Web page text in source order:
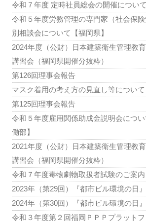
令和７年度 定時社員総会の開催につい
令和５年度労務管理の専門家（社会保
別相談会について【福岡県】
2024年度（公財）日本建築衛生管理教
講習会（福岡県開催分抜粋）
第126回理事会報告
マスク着用の考え方の見直し等について
第125回理事会報告
令和５年度雇用関係助成金説明会につ
働部】
2021年度（公財）日本建築衛生管理教
講習会（福岡県開催分抜粋）
令和７年度毒物劇物取扱者試験のご案内
2023年（第29回）『都市ビル環境の日
2024年（第30回）『都市ビル環境の日
令和３年度第２回福岡ＰＰＰプラット